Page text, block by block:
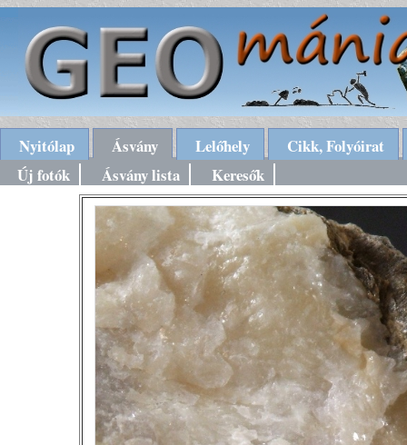
Nyitólap Ásvány Lelőhely
Cikk, Folyóirat
Új fotók
Ásvány lista Keresők